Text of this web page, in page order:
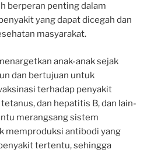
berperan penting dalam
yang dapat dicegah dan
masyarakat.
anak-anak sejak
dan bertujuan untuk
terhadap penyakit
dan hepatitis B, dan lain-
merangsang sistem
memproduksi antibodi yang
tertentu, sehingga